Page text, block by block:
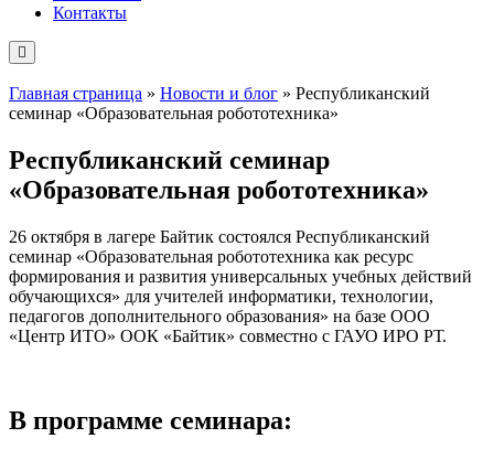
Контакты
Главная страница » Новости и блог » Республиканский
семинар «Образовательная робототехника»
Республиканский семинар
«Образовательная робототехника»
26 октября в лагере Байтик состоялся Республиканский
семинар «Образовательная робототехника как ресурс
формирования и развития универсальных учебных действий
обучающихся» для учителей информатики, технологии,
педагогов дополнительного образования» на базе ООО
«Центр ИТО» ООК «Байтик» совместно с ГАУО ИРО РТ.
В программе семинара: